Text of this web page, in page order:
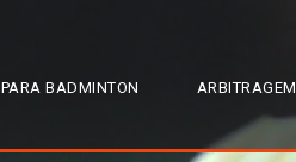
PARA BADMINTON ARBITRAGEM